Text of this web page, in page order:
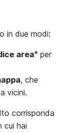
in due modi:
area" per
, che
vicini.
corrisponda
cui hai